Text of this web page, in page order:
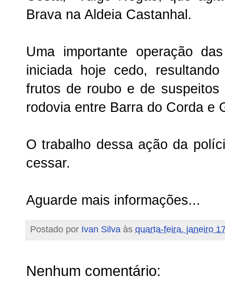
Brava na Aldeia Castanhal.
Uma importante operação
iniciada hoje cedo,
frutos de roubo e de
rodovia entre Barra do Corda e
O trabalho dessa ação da
cessar.
Aguarde mais informações...
Postado por Ivan Silva às quarta-feira, janeiro
Nenhum comentário: